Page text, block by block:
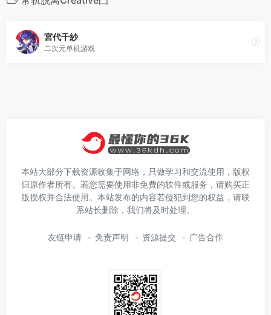
宮代千紗
二次元单机游戏
本站大部分下载资源收集于网络，只做学习和交流使用，版权
归原作者所有。若您需要使用非免费的软件或服务，请购买正
版授权并合法使用。本站发布的内容若侵犯到您的权益，请联
系站长删除，我们将及时处理。
友链申请 免责声明 资源提交 广告合作